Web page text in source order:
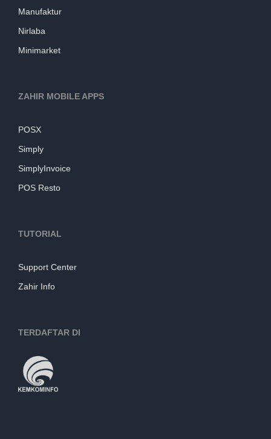
Manufaktur
Nirlaba
Minimarket
ZAHIR MOBILE APPS
POSX
Simply
SimplyInvoice
POS Resto
TUTORIAL
Support Center
Zahir Info
TERDAFTAR DI